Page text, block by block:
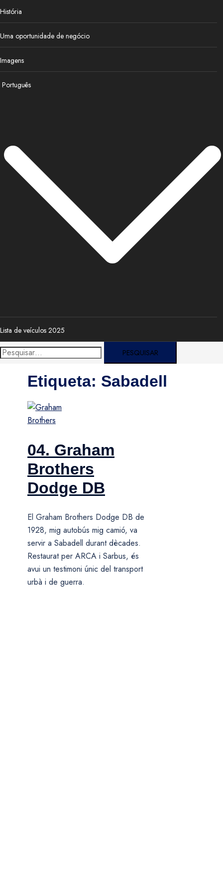
História
Uma oportunidade de negócio
Imagens
Português
Lista de veículos 2025
Pesquisar
Etiqueta: Sabadell
04. Graham
Brothers
Dodge DB
El Graham Brothers Dodge DB de
1928, mig autobús mig camió, va
servir a Sabadell durant dècades.
Restaurat per ARCA i Sarbus, és
avui un testimoni únic del transport
urbà i de guerra.